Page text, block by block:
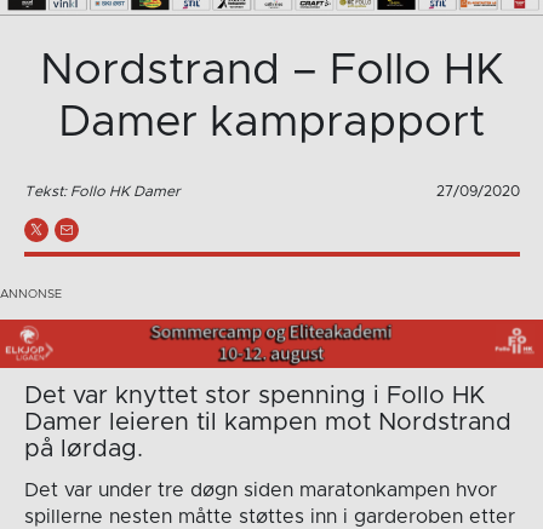
Nordstrand – Follo HK
Damer kamprapport
Tekst: Follo HK Damer 27/09/2020
Det var knyttet stor spenning i Follo HK
Damer leieren til kampen mot Nordstrand
på lørdag.
Det var under tre døgn siden maratonkampen hvor
spillerne nesten måtte støttes inn i garderoben etter